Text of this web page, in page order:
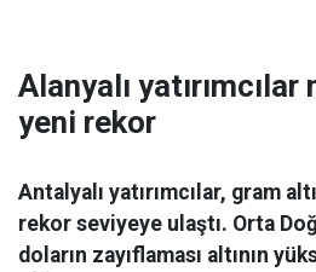
Alanyalı
yeni rekor
Antalyalı yatırımcılar, gram
rekor seviyeye ulaştı. Orta
doların zayıflaması altının